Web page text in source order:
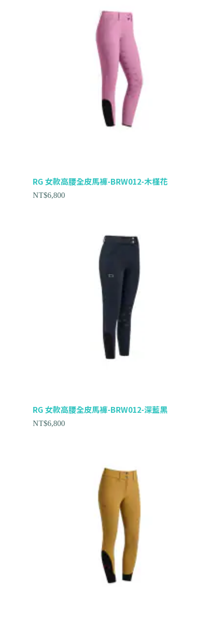
RG 女款高腰全皮馬褲-BRW012-木槿花
NT$6,800
RG 女款高腰全皮馬褲-BRW012-深藍黑
NT$6,800